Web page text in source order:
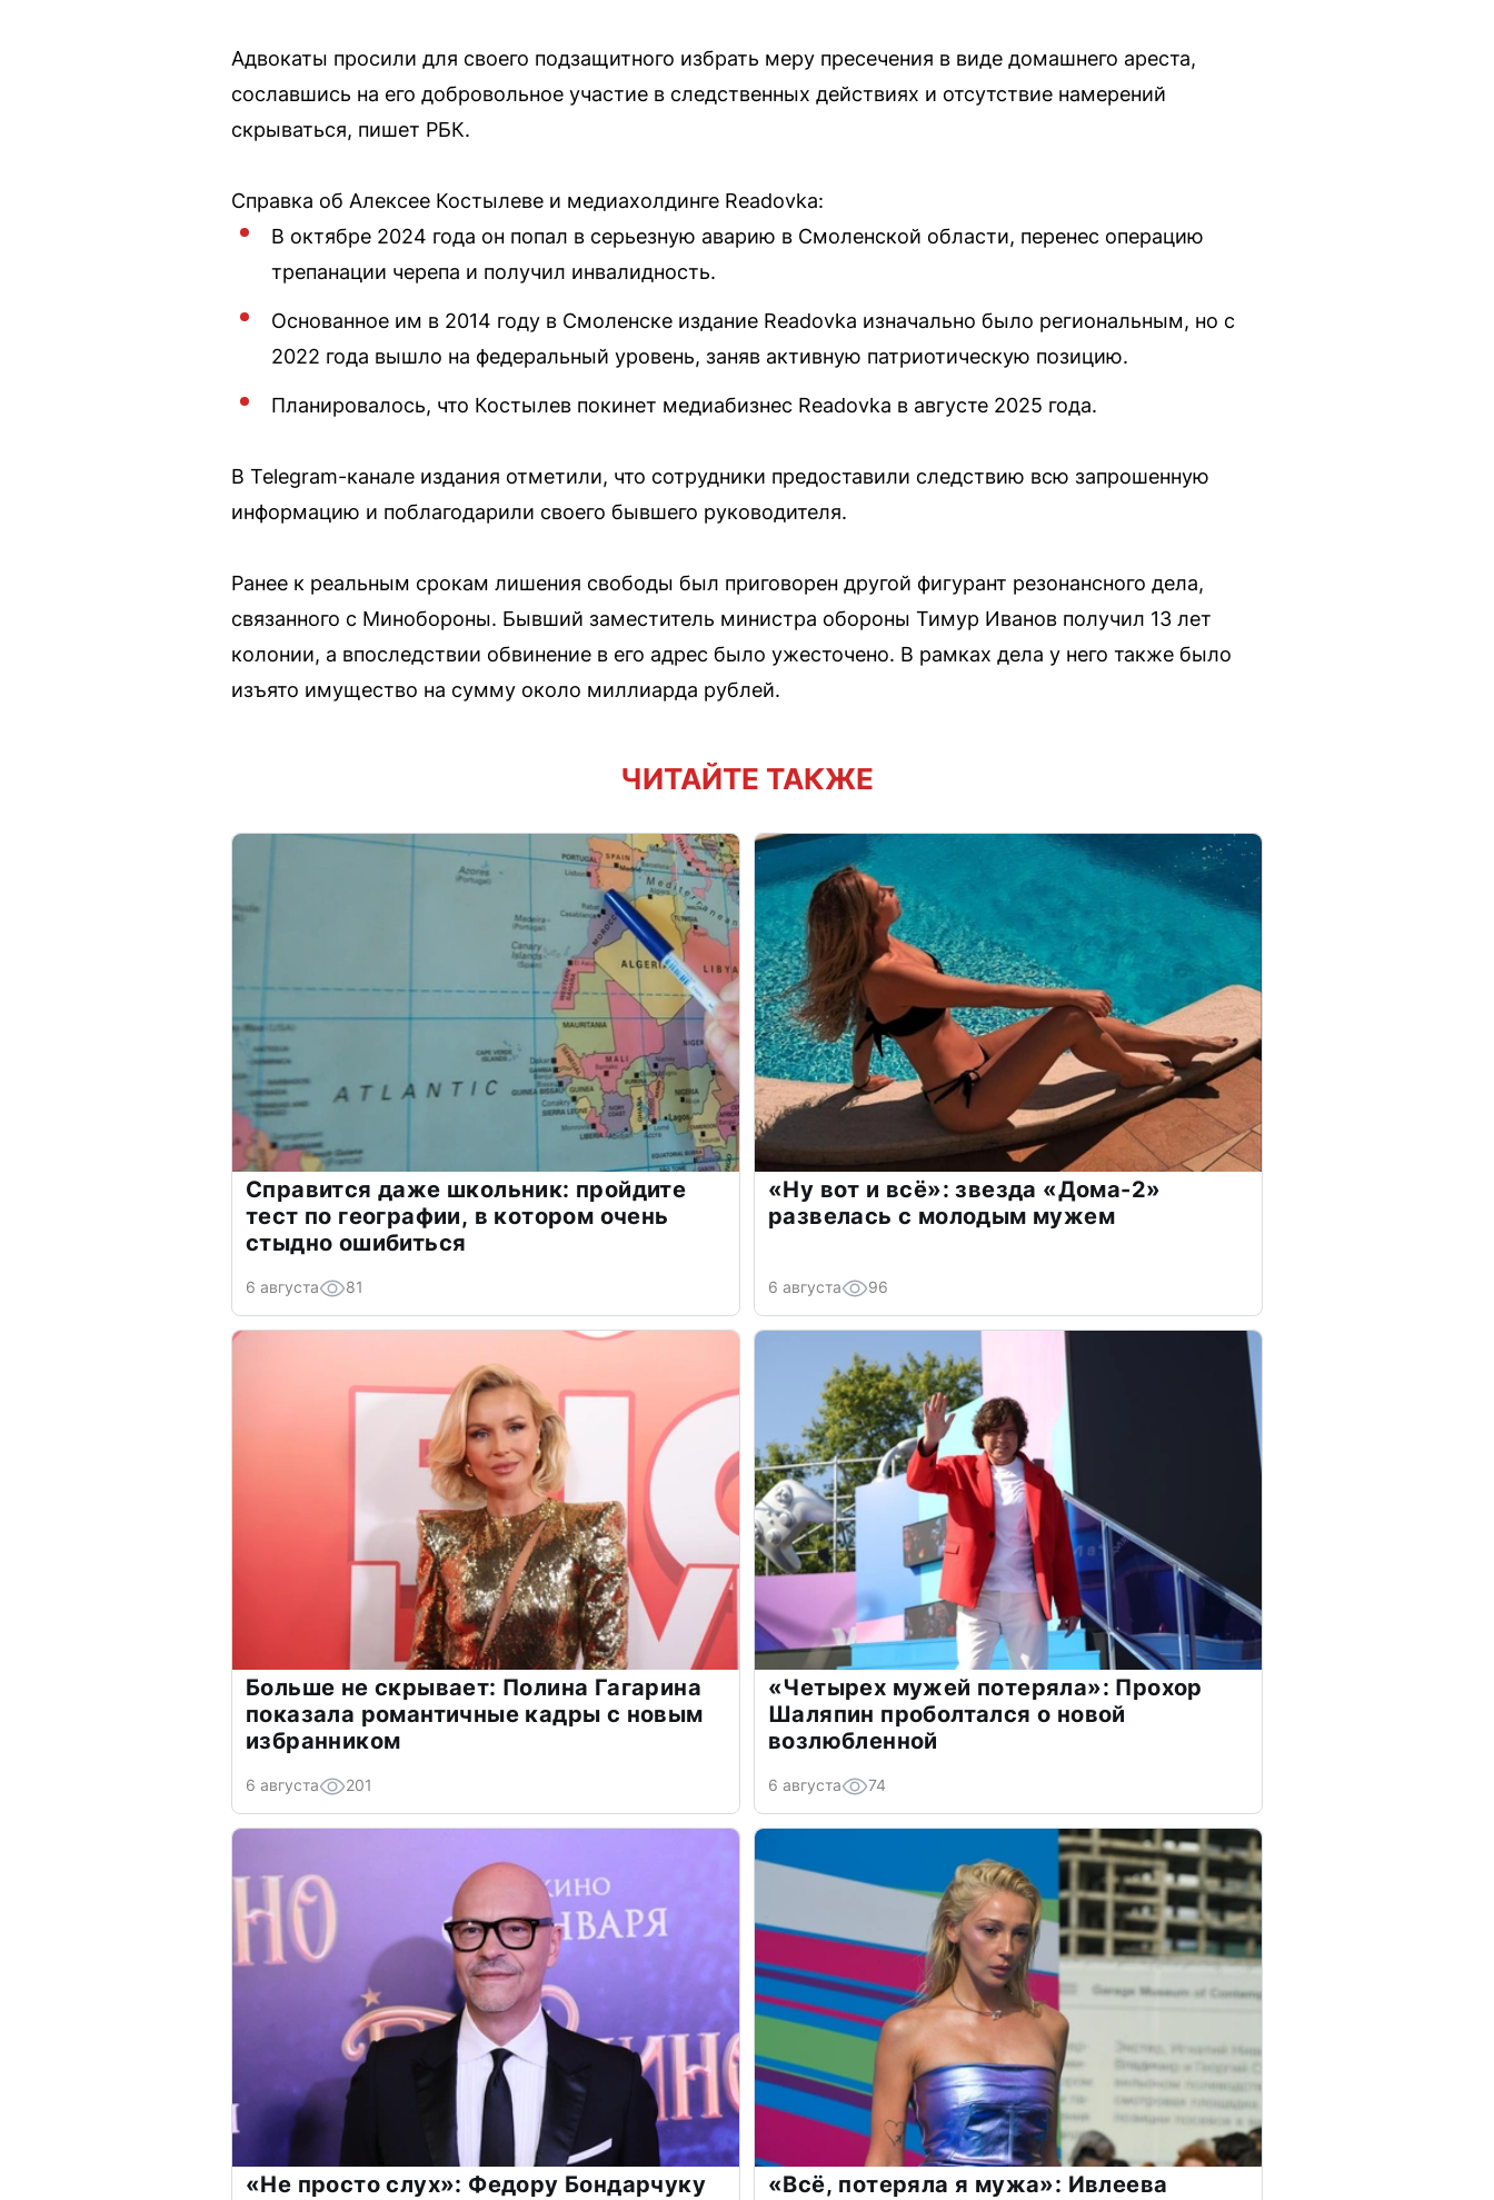
Адвокаты просили для своего подзащитного избрать меру пресечения в виде домашнего ареста,
сославшись на его добровольное участие в следственных действиях и отсутствие намерений
скрываться, пишет РБК.
Справка об Алексее Костылеве и медиахолдинге Readovka:
В октябре 2024 года он попал в серьезную аварию в Смоленской области, перенес операцию
трепанации черепа и получил инвалидность.
Основанное им в 2014 году в Смоленске издание Readovka изначально было региональным, но с
2022 года вышло на федеральный уровень, заняв активную патриотическую позицию.
Планировалось, что Костылев покинет медиабизнес Readovka в августе 2025 года.
В Telegram-канале издания отметили, что сотрудники предоставили следствию всю запрошенную
информацию и поблагодарили своего бывшего руководителя.
Ранее к реальным срокам лишения свободы был приговорен другой фигурант резонансного дела,
связанного с Минобороны. Бывший заместитель министра обороны Тимур Иванов получил 13 лет
колонии, а впоследствии обвинение в его адрес было ужесточено. В рамках дела у него также было
изъято имущество на сумму около миллиарда рублей.
ЧИТАЙТЕ ТАКЖЕ
Справится даже школьник: пройдите
тест по географии, в котором очень
стыдно ошибиться
6 августа 81
«Ну вот и всё»: звезда «Дома-2»
развелась с молодым мужем
6 августа 96
Больше не скрывает: Полина Гагарина
показала романтичные кадры с новым
избранником
6 августа 201
«Четырех мужей потеряла»: Прохор
Шаляпин проболтался о новой
возлюбленной
6 августа 74
«Не просто слух»: Федору Бондарчуку
«Всё, потеряла я мужа»: Ивлеева